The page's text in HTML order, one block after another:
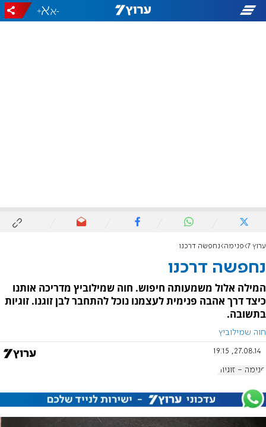
-
+
ערוץ 7 פנימה נחפשה דרכנו
נחפשה דרכנו
המילה אלול משמעותה חיפוש. חוה שמילוביץ מדריכה אותנו
כיצד דרך אהבה פנימית לעצמנו נוכל להתחבר לבן זוגנו. זוגיות
בתשובה.
חוה שמילוביץ
27.08.14, 19:15
פנימה - זוגיות